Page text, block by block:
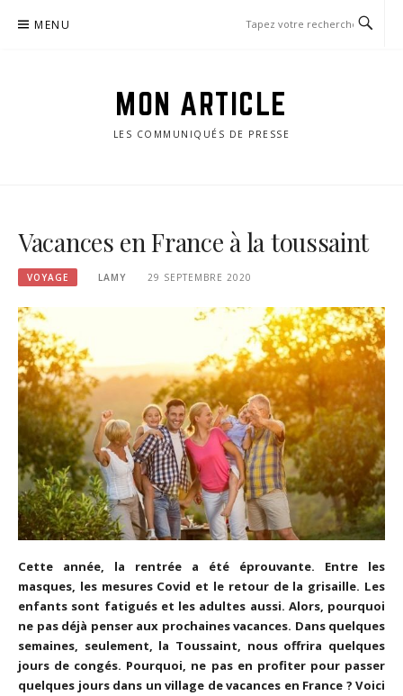
MENU
MON ARTICLE
LES COMMUNIQUÉS DE PRESSE
Vacances en France à la toussaint
VOYAGE LAMY 29 SEPTEMBRE 2020
Cette année, la rentrée a été éprouvante. Entre les
masques, les mesures Covid et le retour de la grisaille. Les
enfants sont fatigués et les adultes aussi. Alors, pourquoi
ne pas déjà penser aux prochaines vacances. Dans quelques
semaines, seulement, la Toussaint, nous offrira quelques
jours de congés. Pourquoi, ne pas en profiter pour passer
quelques jours dans un village de vacances en France ? Voici